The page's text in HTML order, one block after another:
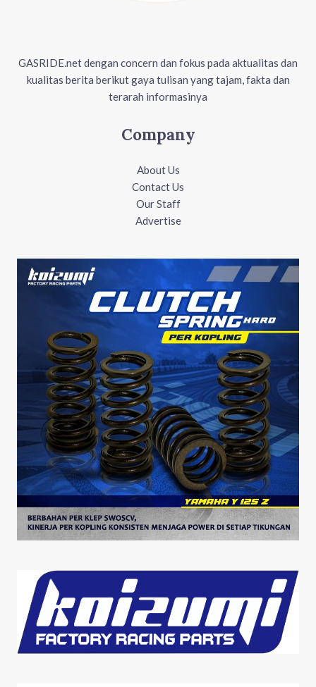
GASRIDE.net dengan concern dan fokus pada aktualitas dan
kualitas berita berikut gaya tulisan yang tajam, fakta dan
terarah informasinya
Company
About Us
Contact Us
Our Staff
Advertise